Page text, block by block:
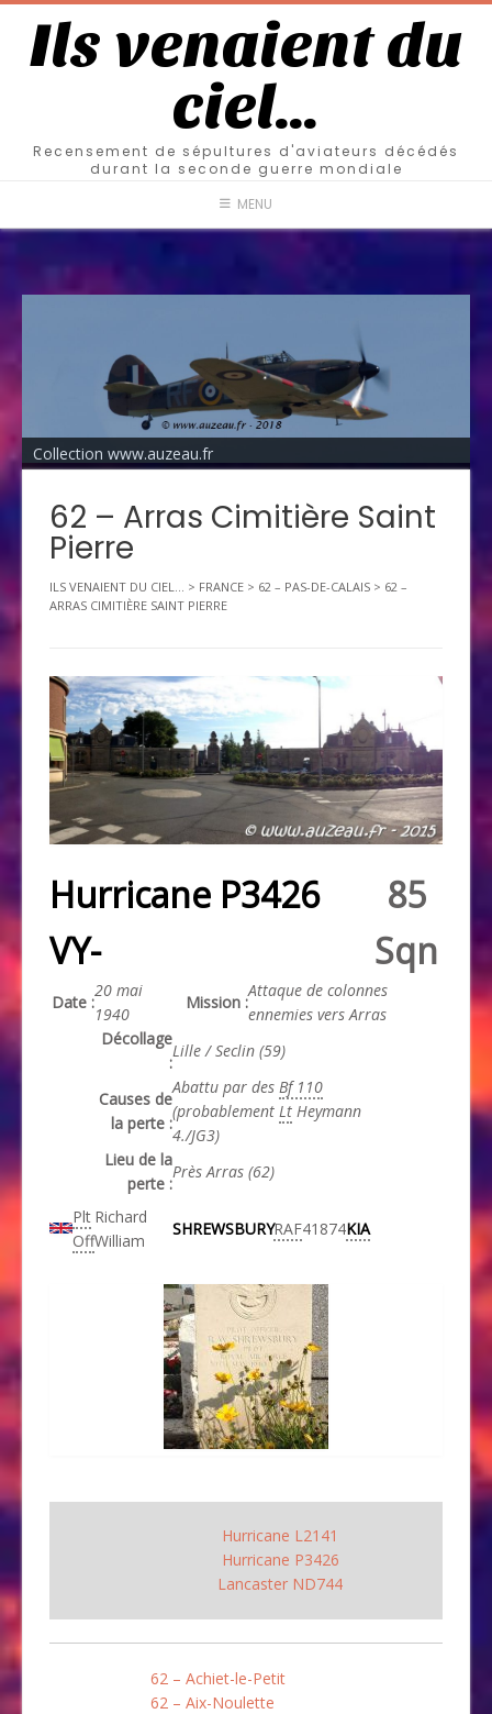
Ils venaient du
ciel…
Recensement de sépultures d'aviateurs décédés
durant la seconde guerre mondiale
MENU
Collection www.auzeau.fr
62 – Arras Cimitière Saint
Pierre
ILS VENAIENT DU CIEL... > FRANCE > 62 – PAS-DE-CALAIS > 62 –
ARRAS CIMITIÈRE SAINT PIERRE
Hurricane P3426
VY-
85
Sqn
Date :
20 mai
1940
Mission :
Attaque de colonnes
ennemies vers Arras
Décollage
:
Lille / Seclin (59)
Causes de
la perte :
Abattu par des Bf 110
(probablement Lt Heymann
4./JG3)
Lieu de la
perte :
Près Arras (62)
Plt
Off
Richard
William
SHREWSBURYRAF41874KIA
Hurricane L2141
Hurricane P3426
Lancaster ND744
62 – Achiet-le-Petit
62 – Aix-Noulette